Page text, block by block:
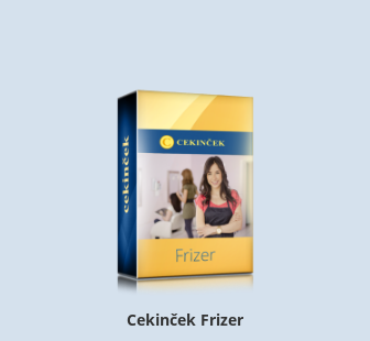
Cekinček Frizer